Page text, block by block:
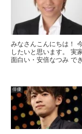
みなさんこんにちは！
したいと思います。
面白い・安倍なつみ で
俳優